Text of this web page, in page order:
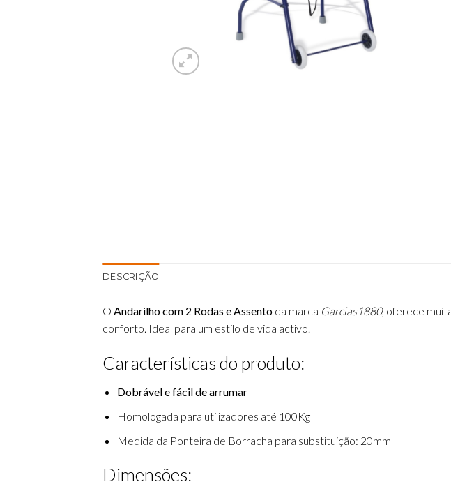
DESCRIÇÃO
O Andarilho com 2 Rodas e Assento da marca Garcias1880, oferece
conforto. Ideal para um estilo de vida activo.
Características do produto:
Dobrável e fácil de arrumar
Homologada para utilizadores até 100Kg
Medida da Ponteira de Borracha para substituição: 20mm
Dimensões: